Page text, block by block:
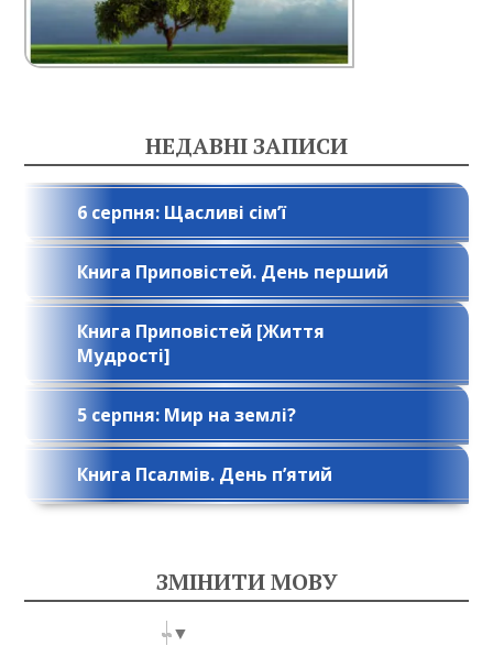
НЕДАВНІ ЗАПИСИ
6 серпня: Щасливі сім’ї
Книга Приповістей. День перший
Книга Приповістей [Життя
Мудрості]
5 серпня: Мир на землі?
Книга Псалмів. День п’ятий
ЗМІНИТИ МОВУ
Select Language ▼